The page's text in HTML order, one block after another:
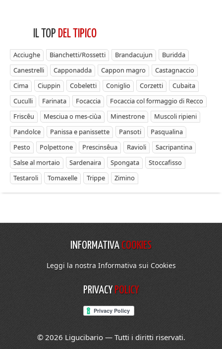
IL TOP DEL TIPICO
Acciughe Bianchetti/Rossetti Brandacujun
Buridda
Canestrelli
Capponadda Cappon magro
Castagnaccio
Cima
Ciuppin Cobeletti Coniglio Corzetti
Cubaita
Cuculli
Farinata Focaccia
Focaccia col formaggio di Recco
Friscêu
Mesciua o mes-ciùa Minestrone
Muscoli ripieni
Pandolce
Panissa e panissette Pansoti
Pasqualina
Pesto
Polpettone Prescinsêua Ravioli
Sacripantina
Salse al mortaio
Sardenaira Spongata
Stoccafisso
Testaroli
Tomaxelle Trippe Zimino
INFORMATIVA COOKIES
Leggi la nostra Informativa sui Cookies
PRIVACY POLICY
© 2026 Ligucibario — Tutti i diritti riservati.